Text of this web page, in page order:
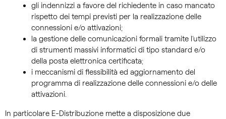
gli indennizzi a favore del richiedente in caso mancato
rispetto dei tempi previsti per la realizzazione delle
connessioni e/o attivazioni;
la gestione delle comunicazioni formali tramite l’utilizzo
di strumenti massivi informatici di tipo standard e/o
della posta elettronica certificata;
i meccanismi di flessibilità ed aggiornamento del
programma di realizzazione delle connessioni e/o delle
attivazioni.
In particolare E-Distribuzione mette a disposizione due